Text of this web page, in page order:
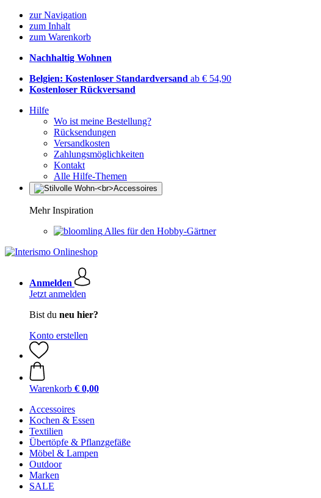
zur Navigation
zum Inhalt
zum Warenkorb
Nachhaltig Wohnen
Belgien: Kostenloser Standardversand ab € 54,90
Kostenloser Rückversand
Hilfe
Wo ist meine Bestellung?
Rücksendungen
Versandkosten
Zahlungsmöglichkeiten
Kontakt
Alle Hilfe-Themen
Mehr Inspiration
Alles für den Hobby-Gärtner
Anmelden
Jetzt anmelden
Bist du neu hier?
Konto erstellen
Warenkorb € 0,00
Accessoires
Kochen & Essen
Textilien
Übertöpfe & Pflanzgefäße
Möbel & Lampen
Outdoor
Marken
SALE